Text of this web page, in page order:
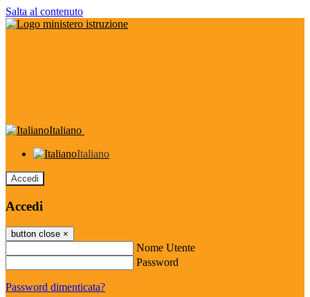
Salta al contenuto
Italiano
Italiano
Accedi
Accedi
button close ×
Nome Utente
Password
Password dimenticata?